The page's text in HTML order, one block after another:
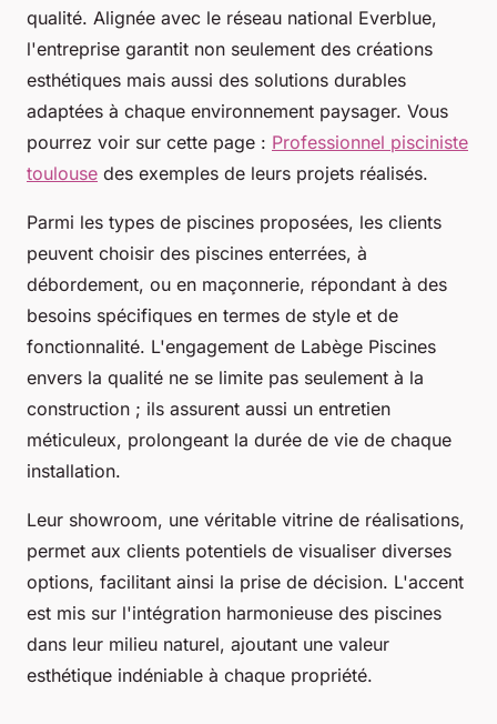
qualité. Alignée avec le réseau national Everblue,
l'entreprise garantit non seulement des créations
esthétiques mais aussi des solutions durables
adaptées à chaque environnement paysager. Vous
pourrez voir sur cette page : Professionnel pisciniste
toulouse des exemples de leurs projets réalisés.
Parmi les types de piscines proposées, les clients
peuvent choisir des piscines enterrées, à
débordement, ou en maçonnerie, répondant à des
besoins spécifiques en termes de style et de
fonctionnalité. L'engagement de Labège Piscines
envers la qualité ne se limite pas seulement à la
construction ; ils assurent aussi un entretien
méticuleux, prolongeant la durée de vie de chaque
installation.
Leur showroom, une véritable vitrine de réalisations,
permet aux clients potentiels de visualiser diverses
options, facilitant ainsi la prise de décision. L'accent
est mis sur l'intégration harmonieuse des piscines
dans leur milieu naturel, ajoutant une valeur
esthétique indéniable à chaque propriété.